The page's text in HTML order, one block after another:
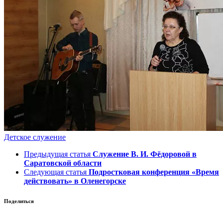
Детское служение
Предыдущая статья Служение В. И. Фёдоровой в
Саратовской области
Следующая статья Подростковая конференция «Время
действовать» в Оленегорске
Поделиться